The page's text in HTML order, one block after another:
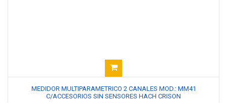
MEDIDOR MULTIPARAMETRICO 2 CANALES MOD.: MM41
C/ACCESORIOS SIN SENSORES HACH CRISON